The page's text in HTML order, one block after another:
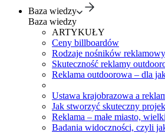
Baza wiedzy
Baza wiedzy
ARTYKUŁY
Ceny billboardów
Rodzaje nośników
Skuteczność reklamy
Reklama outdoorowa – dla
Ustawa krajobrazowa a
Jak stworzyć skuteczny
Reklama – małe miasto,
Badania widoczności, czyli